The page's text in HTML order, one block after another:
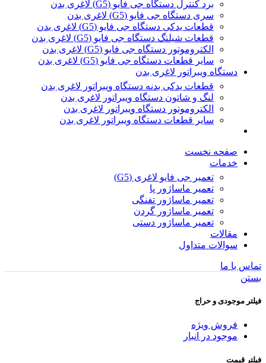
برد کنترل دستگاه جی فایو (G5) لاغری بدن
سری دستگاه جی فایو (G5) لاغری بدن
قطعات یدکی دستگاه جی فایو (G5) لاغری بدن
قطعات شیلنگ دستگاه جی فایو (G5) لاغری بدن
الکتروموتور دستگاه جی فایو (G5) لاغری بدن
سایر قطعات دستگاه جی فایو (G5) لاغری بدن
دستگاه ویبراتور لاغری بدن
قطعات یدکی بدنه دستگاه ویبراتور لاغری بدن
لنگ و شاتون دستگاه ویبراتور لاغری بدن
الکتروموتور دستگاه ویبراتور لاغری بدن
سایر قطعات دستگاه ویبراتور لاغری بدن
صفحه نخست
خدمات
تعمیر جی فایو لاغری (G5)
تعمیر ماساژور پا
تعمیر ماساژور تفنگی
تعمیر ماساژور گردن
تعمیر ماساژور دستی
مقالات
سوالات متداول
تماس با ما
بستن
فیلتر موجودی و حراج
فروش ویژه
موجود در انبار
فیلتر قیمت